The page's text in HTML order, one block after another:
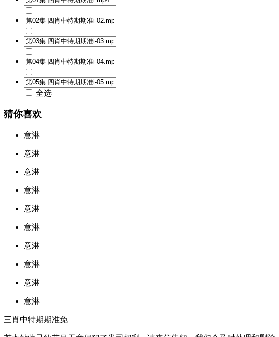
全选
猜你喜欢
意淋
意淋
意淋
意淋
意淋
意淋
意淋
意淋
意淋
意淋
三肖中特期期准免